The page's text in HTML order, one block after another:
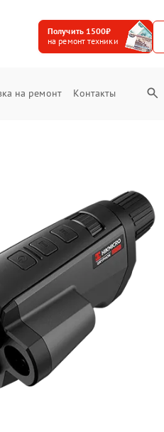
Получить 1500₽
на ремонт техники
на ремонт Контакты